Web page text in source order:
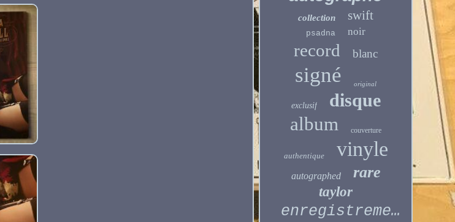
collection swift
psadna noir
record blanc
signé original
exclusif disque
album couverture
authentique vinyle
autographed rare
taylor
enregistrement